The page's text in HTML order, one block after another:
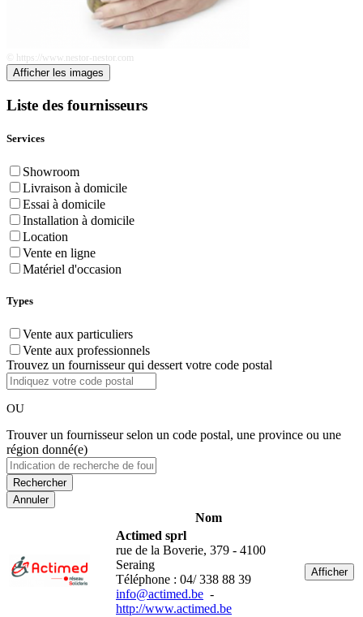
© https://www.nestor-nestor.com
Afficher les images
Liste des fournisseurs
Services
Showroom
Livraison à domicile
Essai à domicile
Installation à domicile
Location
Vente en ligne
Matériel d'occasion
Types
Vente aux particuliers
Vente aux professionnels
Trouvez un fournisseur qui dessert votre code postal
OU
Trouver un fournisseur selon un code postal, une province ou une
région donné(e)
Annuler
Nom
Actimed sprl
rue de la Boverie, 379 - 4100
Seraing
Téléphone : 04/ 338 88 39
info@actimed.be -
http://www.actimed.be
Afficher